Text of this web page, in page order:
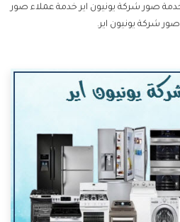
صور شركة يونيون اير خدمة عملاء صور
شركة يونيون اير.